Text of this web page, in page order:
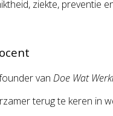
ziekte, preventie
van Doe Wat
terug te keren in